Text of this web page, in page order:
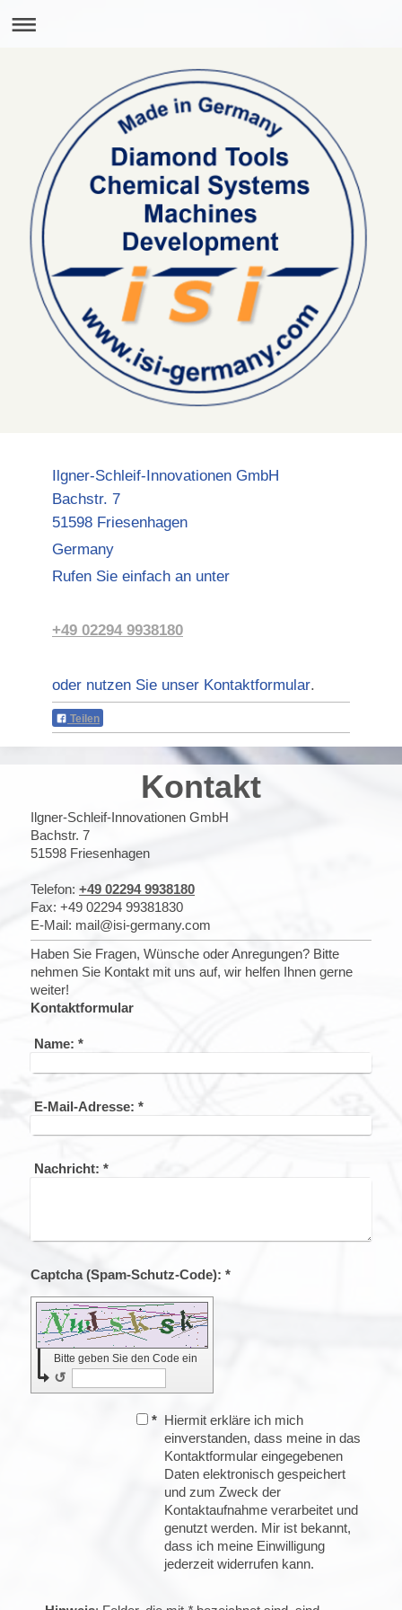
Ilgner-Schleif-Innovationen GmbH
Bachstr. 7
51598 Friesenhagen
Germany
Rufen Sie einfach an unter
+49 02294 9938180
oder nutzen Sie unser Kontaktformular.
Teilen
Kontakt
Ilgner-Schleif-Innovationen GmbH
Bachstr. 7
51598 Friesenhagen
Telefon: +49 02294 9938180
Fax: +49 02294 99381830
E-Mail: mail@isi-germany.com
Haben Sie Fragen, Wünsche oder Anregungen? Bitte
nehmen Sie Kontakt mit uns auf, wir helfen Ihnen gerne
weiter!
Kontaktformular
Name: *
E-Mail-Adresse: *
Nachricht: *
Captcha (Spam-Schutz-Code): *
Bitte geben Sie den Code ein
↺
*
Hiermit erkläre ich mich
einverstanden, dass meine in das
Kontaktformular eingegebenen
Daten elektronisch gespeichert
und zum Zweck der
Kontaktaufnahme verarbeitet und
genutzt werden. Mir ist bekannt,
dass ich meine Einwilligung
jederzeit widerrufen kann.